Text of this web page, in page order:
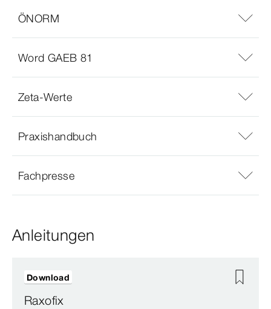
ÖNORM
Word GAEB 81
Zeta-Werte
Praxishandbuch
Fachpresse
Anleitungen
Raxofix
Download